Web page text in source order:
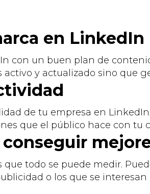
en LinkedIn
con un buen plan de
y actualizado sino que
de tu empresa en
que el público hace con tu
todo se puede medir.
o los que se interesan